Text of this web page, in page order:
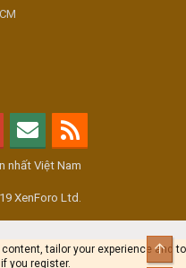
nhất Việt Nam
XenForo Ltd.
tailor your experience and to
you register.
Top